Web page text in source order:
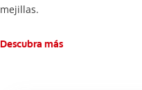
mejillas.
Descubra más